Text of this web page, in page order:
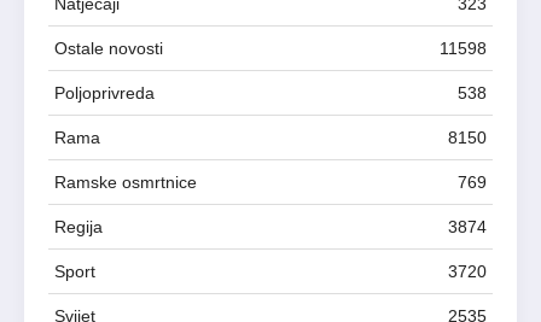
Natječaji 323
Ostale novosti 11598
Poljoprivreda 538
Rama 8150
Ramske osmrtnice 769
Regija 3874
Sport 3720
Svijet 2535